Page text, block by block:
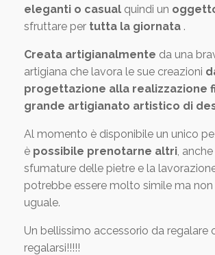
eleganti o casual quindi un
sfruttare per tutta la giornata .
Creata artigianalmente da una
artigiana che lavora le sue creazioni
progettazione alla realizzazione
grande artigianato artistico di
Al momento è disponibile un unico
è possibile prenotarne altri ,
sfumature delle pietre e la
potrebbe essere molto simile ma
uguale.
Un bellissimo accessorio da regalare
regalarsi!!!!!